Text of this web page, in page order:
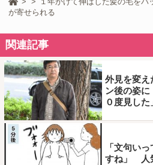
が寄せられる
関連記事
外見を変
ン後の姿に
０度見した
「文句い
すね」 人